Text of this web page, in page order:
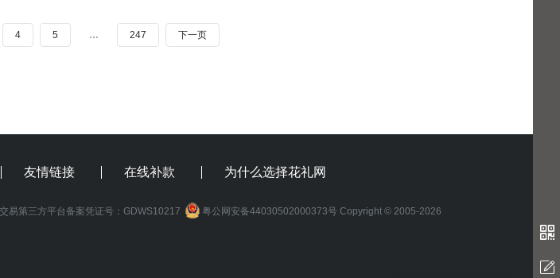
4 5 … 247 下一页
友情链接 在线补款 为什么选择花礼网
易第三方平台备案凭证号：GDWS10217
粤公网安备44030502000373号 Copyright © 2005-2026